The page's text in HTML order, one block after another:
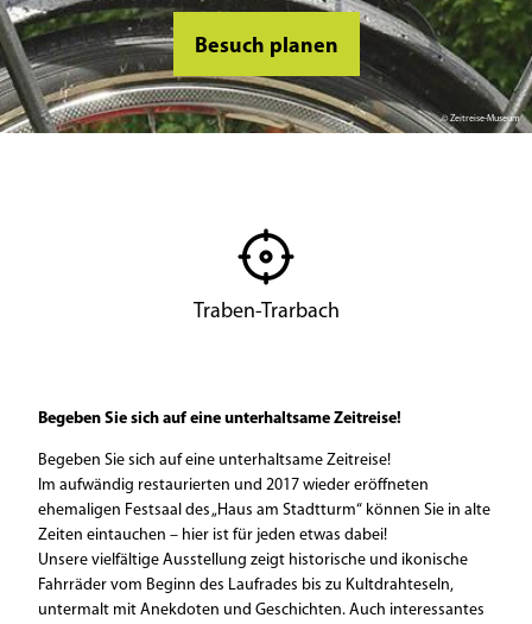
© Zeitreise-Museum
Besuch planen
Traben-Trarbach
Begeben Sie sich auf eine unterhaltsame Zeitreise!
Begeben Sie sich auf eine unterhaltsame Zeitreise!
Im aufwändig restaurierten und 2017 wieder eröffneten
ehemaligen Festsaal des „Haus am Stadtturm“ können Sie in alte
Zeiten eintauchen – hier ist für jeden etwas dabei!
Unsere vielfältige Ausstellung zeigt historische und ikonische
Fahrräder vom Beginn des Laufrades bis zu Kultdrahteseln,
untermalt mit Anekdoten und Geschichten. Auch interessantes